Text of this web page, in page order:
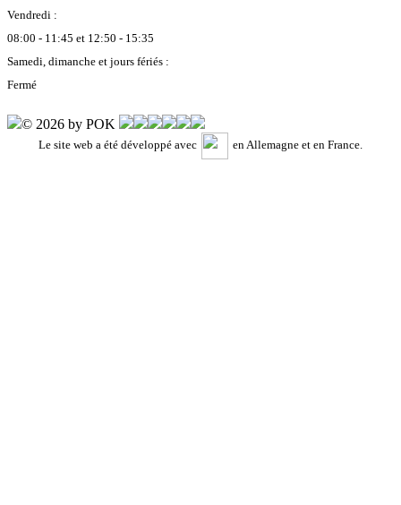
Vendredi :
08:00 - 11:45 et 12:50 - 15:35
Samedi, dimanche et jours fériés :
Fermé
© 2026 by POK
Le site web a été développé avec en Allemagne et en France.